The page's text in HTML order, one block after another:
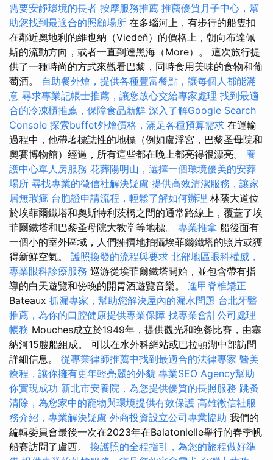
需要安靜環境的長者 按摩服務推薦 推薦優質月子中心，幫
助您找到最適合的照顧場所 在多瑙河上，有步行的船隻扣
在鄰近奧地利的維也納（Viedeň）的價格上，朝向布達佩
斯的流動方向，或者一直到達黑海（More）。 這次旅行提
供了一種時尚的方式來觀看巴黎，同時食用美味的食物和葡
萄酒。 自助餐外燴，提供各種豐富餐點，讓每個人都能滿
意 尋求專業記帳士推薦，讓您放心交給專家處理 找到最適
合的冷凍櫃推薦，保障食品新鮮 深入了解Google Search
Console 探索buffet外燴價格，滿足各種預算需求 在運輸
過程中，他帶著標誌性的地標（例如盧浮宮，巴黎圣母院和
奧賽博物館）經過，所有這些都在晚上都亮得很漂亮。 養
護中心單人房服務 花葬陽明山，選擇一個環境優美的安葬
場所 尋找專業的徵信社解決疑慮 提供高效清潔服務，讓家
居無瑕疵 台胞證申請流程，輕鬆了解如何辦理 林蔭大道位
於埃菲爾鐵塔和奧斯特利茨橋之間的通常路線上，覆蓋了埃
菲爾鐵塔和巴黎圣母院大教堂等地標。 專業推拿 船後面有
一個小的室外區域，人們擁擠地拍攝埃菲爾鐵塔的照片或獲
得新鮮空氣。 護照換發的流程與要求 北部地區眼科權威，
專業眼科診療服務 巡游從埃菲爾鐵塔開始，並包含帶有指
導的白天遊覽和傍晚的開胃酒遊覽音樂。 逢甲脊椎矯正
Bateaux 抓漏專家，幫助您解決屋內的漏水問題 台北牙醫
推薦，為你的口腔健康提供專業保障 找專業會計公司處理
帳務 Mouches成立於1949年，提供觀光和晚餐比賽，由塞
納河15艘船組成。 可以在水外科網站或巴拉頓湖中部訪問
詳細信息。 從專業律師推薦中找到最適合的法律專家 醫美
療程，讓你擁有更年輕亮麗的外貌 專業SEO Agency幫助
你實現成功 新北市安養院，為您提供優質的長照服務 跳蚤
清除，為您家中的寵物與環境提供有效保護 高雄徵信社服
務介紹，專業解決疑慮 外商投資設立公司專業協助 我們的
編輯委員會最後一次在2023年在Balatonlelle舉行的春季帆
船賽訪問了盧西。 換護照的全程指引，為您的旅程做好準